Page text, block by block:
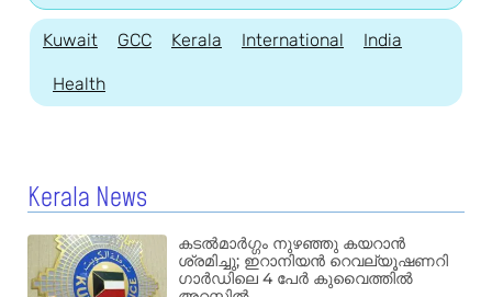
Kuwait GCC Kerala International India
Health
Kerala News
കടൽമാർഗ്ഗം നുഴഞ്ഞു കയറാൻ
ശ്രമിച്ചു; ഇറാനിയൻ റെവല്യൂഷണറി
ഗാർഡിലെ 4 പേർ കുവൈത്തിൽ